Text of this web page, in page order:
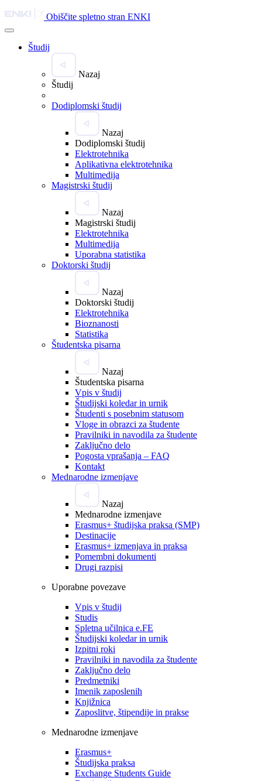
Obiščite spletno stran ENKI
Študij
Nazaj
Študij
Dodiplomski študij
Nazaj
Dodiplomski študij
Elektrotehnika
Aplikativna elektrotehnika
Multimedija
Magistrski študij
Nazaj
Magistrski študij
Elektrotehnika
Multimedija
Uporabna statistika
Doktorski študij
Nazaj
Doktorski študij
Elektrotehnika
Bioznanosti
Statistika
Študentska pisarna
Nazaj
Študentska pisarna
Vpis v študij
Študijski koledar in urnik
Študenti s posebnim statusom
Vloge in obrazci za študente
Pravilniki in navodila za študente
Zaključno delo
Pogosta vprašanja – FAQ
Kontakt
Mednarodne izmenjave
Nazaj
Mednarodne izmenjave
Erasmus+ študijska praksa (SMP)
Destinacije
Erasmus+ izmenjava in praksa
Pomembni dokumenti
Drugi razpisi
Uporabne povezave
Vpis v študij
Studis
Spletna učilnica e.FE
Študijski koledar in urnik
Izpitni roki
Pravilniki in navodila za študente
Zaključno delo
Predmetniki
Imenik zaposlenih
Knjižnica
Zaposlitve, štipendije in prakse
Mednarodne izmenjave
Erasmus+
Študijska praksa
Exchange Students Guide